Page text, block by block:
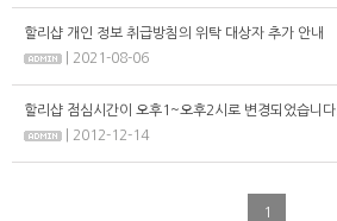
할리샵 개인 정보 취급방침의 위탁 대상자 추가 안내
| 2021-08-06
할리샵 점심시간이 오후1~오후2시로 변경되었습니다.
| 2012-12-14
1